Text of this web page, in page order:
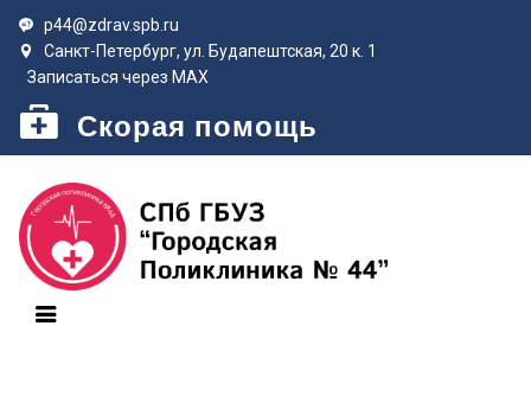
p44@zdrav.spb.ru
Санкт-Петербург, ул. Будапештская, 20 к. 1
Записаться через MAX
Скорая помощь